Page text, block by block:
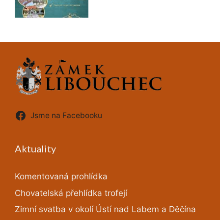
Jsme na Facebooku
Aktuality
Komentovaná prohlídka
Chovatelská přehlídka trofejí
Zimní svatba v okolí Ústí nad Labem a Děčína